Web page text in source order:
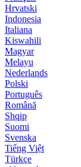
Hrvatski
Indonesia
Italiana
Kiswahili
Magyar
Melayu
Nederlands
Polski
Português
Română
Shqip
Suomi
Svenska
Tiếng Việt
Türkçe